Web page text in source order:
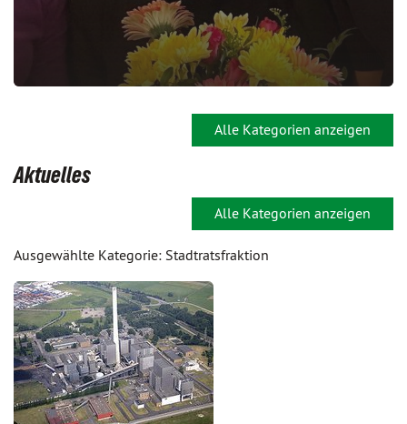
Alle Kategorien anzeigen
Aktuelles
Alle Kategorien anzeigen
Ausgewählte Kategorie: Stadtratsfraktion